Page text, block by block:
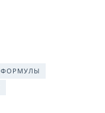
ФОРМУЛЫ